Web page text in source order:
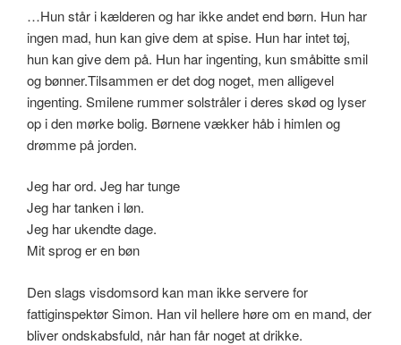
…Hun står i kælderen og har ikke andet end børn. Hun har
ingen mad, hun kan give dem at spise. Hun har intet tøj,
hun kan give dem på. Hun har ingenting, kun småbitte smil
og bønner.Tilsammen er det dog noget, men alligevel
ingenting. Smilene rummer solstråler i deres skød og lyser
op i den mørke bolig. Børnene vækker håb i himlen og
drømme på jorden.
Jeg har ord. Jeg har tunge
Jeg har tanken i løn.
Jeg har ukendte dage.
Mit sprog er en bøn
Den slags visdomsord kan man ikke servere for
fattiginspektør Simon. Han vil hellere høre om en mand, der
bliver ondskabsfuld, når han får noget at drikke.